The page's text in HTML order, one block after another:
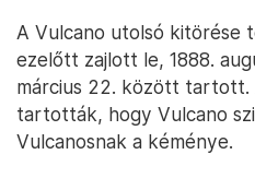
A Vulcano utolsó kitörése
ezelőtt zajlott le, 1888.
március 22. között tartott.
tartották, hogy Vulcano
Vulcanosnak a kéménye.